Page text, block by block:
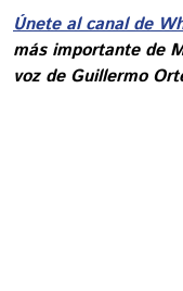
Únete al canal de
más importante de
voz de Guillermo